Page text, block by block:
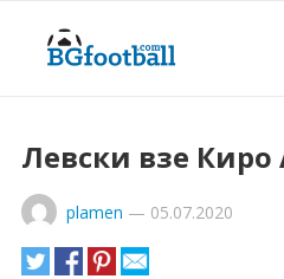
Левски взе Киро
plamen — 05.07.2020